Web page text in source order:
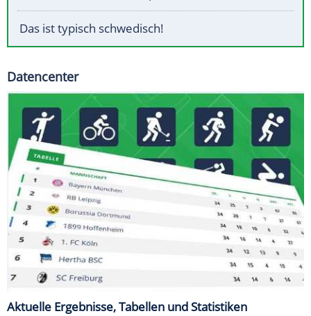
Das ist typisch schwedisch!
Datencenter
Aktuelle Ergebnisse, Tabellen und Statistiken